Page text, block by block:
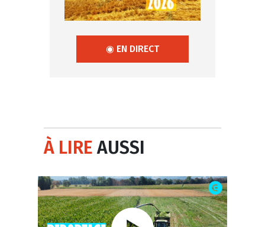
◉ EN DIRECT
À LIREAUSSI